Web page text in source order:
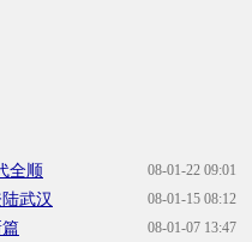
08-01-22 09:01
全顺
08-01-15 08:12
武汉
08-01-07 13:47